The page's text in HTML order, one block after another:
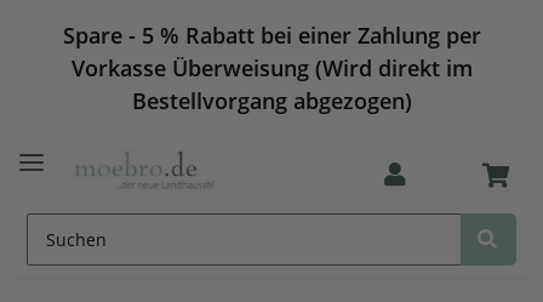
Spare - 5 % Rabatt bei einer Zahlung per
Vorkasse Überweisung (Wird direkt im
Bestellvorgang abgezogen)